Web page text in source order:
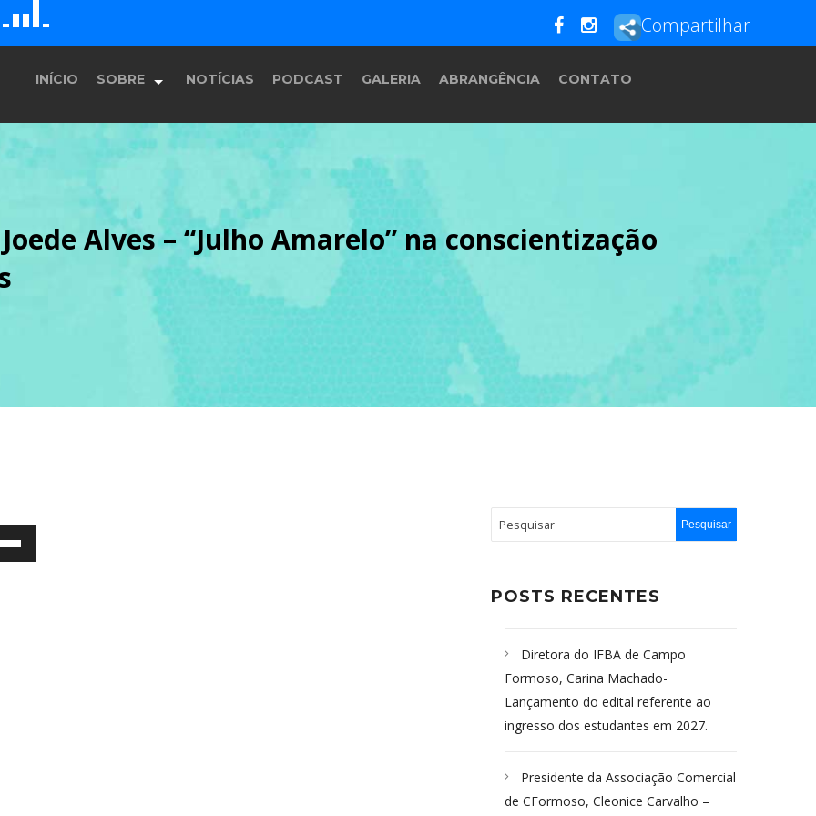
DE F H Compartilhar
INÍCIO SOBRE
História
Equipe
Programação
NOTÍCIAS PODCAST GALERIA ABRANGÊNCIA CONTATO
Alves – “Julho Amarelo” na conscientização
POSTS RECENTES
Diretora do IFBA de Campo
Formoso, Carina Machado-
Lançamento do edital referente ao
ingresso dos estudantes em 2027.
Presidente da Associação Comercial
de CFormoso, Cleonice Carvalho –